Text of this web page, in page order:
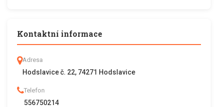
Kontaktní informace
Adresa
Hodslavice č. 22, 74271 Hodslavice
Telefon
556750214